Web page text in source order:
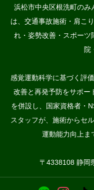
浜松市中央区根洗町のみ
は、交通事故施術・肩こ
れ・姿勢改善・スポー
院
感覚運動科学に基づく評
改善と再発予防をサポー
を併設し、国家資格者・
スタッフが、施術からセ
運動能力向上ま
〒4338108 静岡